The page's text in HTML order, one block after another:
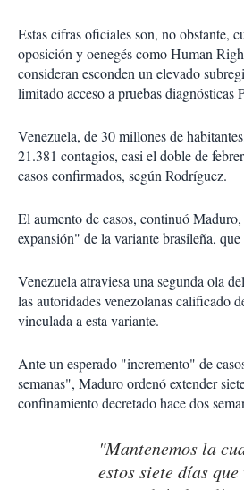
Estas cifras oficiales son, no obstante,
oposición y oenegés como Human
consideran esconden un elevado
limitado acceso a pruebas diagnósticas
Venezuela, de 30 millones de
21.381 contagios, casi el doble de
casos confirmados, según Rodríguez.
El aumento de casos, continuó
expansión" de la variante brasileña,
Venezuela atraviesa una segunda ola
las autoridades venezolanas calificado
vinculada a esta variante.
Ante un esperado "incremento" de
semanas", Maduro ordenó extender
confinamiento decretado hace dos
"Mantenemos la
estos siete días